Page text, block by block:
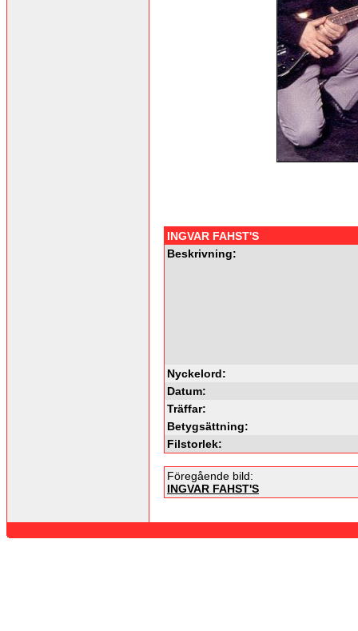
INGVAR FAHST'S
Beskrivning:
Nyckelord:
Datum:
Träffar:
Betygsättning:
Filstorlek:
Föregående bild:
INGVAR FAHST'S